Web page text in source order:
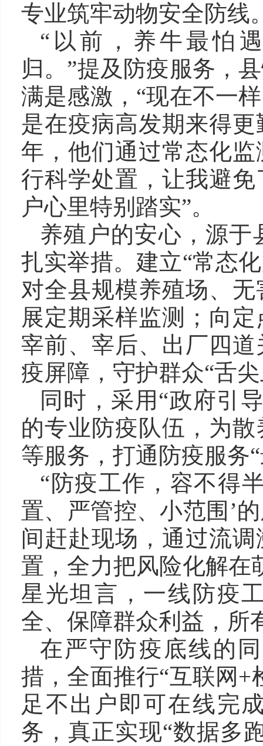
专业筑牢动物安全防线
“以前，养牛最怕
归。”提及防疫服务，
满是感激，“现在不一
是在疫病高发期来得
年，他们通过常态化
行科学处置，让我避
户心里特别踏实”。
养殖户的安心，源
扎实举措。建立“常态
对全县规模养殖场、
展定期采样监测；向
宰前、宰后、出厂四
疫屏障，守护群众“舌
同时，采用“政府引
的专业防疫队伍，为
等服务，打通防疫服务
“防疫工作，容不得
置、严管控、小范围’
间赶赴现场，通过流
置，全力把风险化解在
星光坦言，一线防疫
全、保障群众利益，所
在严守防疫底线的
措，全面推行“互联网+
足不出户即可在线完
务，真正实现“数据多